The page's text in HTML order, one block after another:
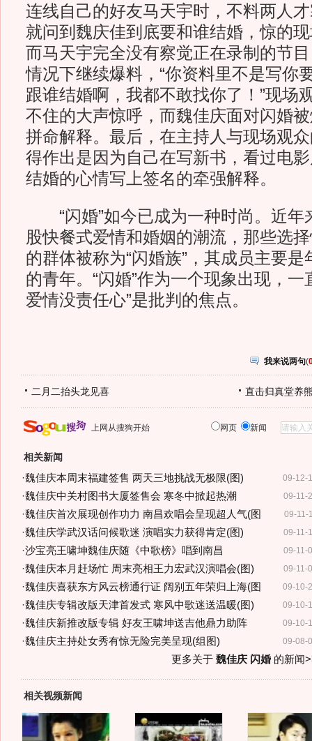
连线自己的好友马天宇时，不料两人
就问到魏庆佳到底要和谁结婚，惊的
而马天宇完全没有察觉正在录制的节
情况下继续爆料，“你资料里不是写你
跟谁结婚啊，我都不敢找你了！”现场
不住的大声惊呼，而魏佳庆面对闪婚
拼命解释。最后，在主持人与现场观
得作出是因为自己在写新书，看过电
结婚的心情写上签名的牵强解释。
“闪婚”如今已成为一种时尚。近年
股快餐式爱情和婚姻的潮流，那些选
的群体被称为“闪婚族”，其成员主要
的青年。“闪婚”作为一个现象出现，一
爱情没责任心”是批判的焦点。
我来说两句(
二月二抬头龙见喜 直击归真堂养
上网从搜狗开始 网页 新闻
相关新闻
09-12-
·魏佳庆本周末福建签售 两天三地挑战无极限(图)
09-11-
·魏佳庆中关村图书大厦签售会 寒冬中掀起热潮
09-11-
·魏佳庆首次展现创作功力 南昌欢唱会呈现超人气(图
09-11-
·魏佳庆学武汉话问候歌迷 演唱实力获得肯定(图)
09-11-
·沙宝亮王啸坤魏佳庆随《中歌榜》唱到南昌
09-11-
·魏佳庆本月赶场忙 周末亮相王力宏武汉演唱会(图)
09-10-
·魏佳庆喜获东方风云榜通行证 阔别五年荣归上海(图
09-10-
·魏佳庆专辑改版天津首发式 寒风中歌迷送温暖(图)
09-10-
·魏佳庆新推改版专辑 好友王啸坤送吉他鼎力助阵
09-08-
·魏佳庆主持处女秀有惊无险完美呈现(组图)
更多关于 魏佳庆 闪婚的新闻
相关视频新闻